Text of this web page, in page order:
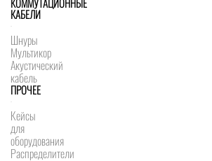
КАБЕЛИ
Шнуры
Мультикор
Акустический
кабель
ПРОЧЕЕ
Кейсы
для
оборудования
Распределители